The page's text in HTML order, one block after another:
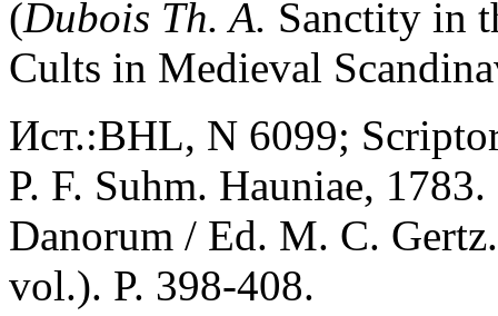
(Dubois Th. A. Sanctity in
Cults in Medieval
Ист.:BHL, N 6099;
P. F. Suhm. Hauniae,
Danorum / Ed. M. C.
vol.). P. 398-408.